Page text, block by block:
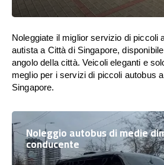
Noleggiate il miglior servizio di piccoli
autista a Città di Singapore,
angolo della città. Veicoli eleganti e
meglio per i servizi di piccoli autobus
Singapore.
Noleggio autobus di medie
conducente